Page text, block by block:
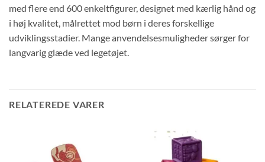
med flere end 600 enkeltfigurer, designet med kærlig hånd og
i høj kvalitet, målrettet mod børn i deres forskellige
udviklingsstadier. Mange anvendelsesmuligheder sørger for
langvarig glæde ved legetøjet.
RELATEREDE VARER